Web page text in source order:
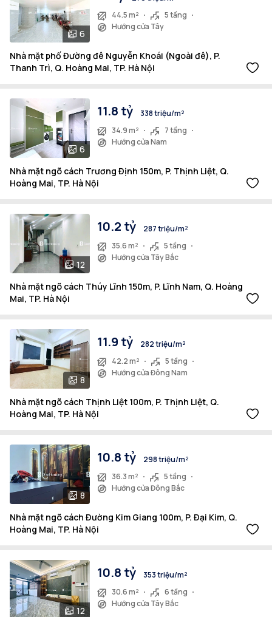
6
44.5 m²
5 tầng
Hướng cửa Tây
Nhà mặt phố Đường đê Nguyễn Khoái (Ngoài đê), P.
Thanh Trì, Q. Hoàng Mai, TP. Hà Nội
6
11.8 tỷ
338 triệu/m²
34.9 m²
7 tầng
Hướng cửa Nam
Nhà mặt ngõ cách Trương Định 150m, P. Thịnh Liệt, Q.
Hoàng Mai, TP. Hà Nội
12
10.2 tỷ
287 triệu/m²
35.6 m²
5 tầng
Hướng cửa Tây Bắc
Nhà mặt ngõ cách Thúy Lĩnh 150m, P. Lĩnh Nam, Q. Hoàng
Mai, TP. Hà Nội
8
11.9 tỷ
282 triệu/m²
42.2 m²
5 tầng
Hướng cửa Đông Nam
Nhà mặt ngõ cách Thịnh Liệt 100m, P. Thịnh Liệt, Q.
Hoàng Mai, TP. Hà Nội
8
10.8 tỷ
298 triệu/m²
36.3 m²
5 tầng
Hướng cửa Đông Bắc
Nhà mặt ngõ cách Đường Kim Giang 100m, P. Đại Kim, Q.
Hoàng Mai, TP. Hà Nội
12
10.8 tỷ
353 triệu/m²
30.6 m²
6 tầng
Hướng cửa Tây Bắc